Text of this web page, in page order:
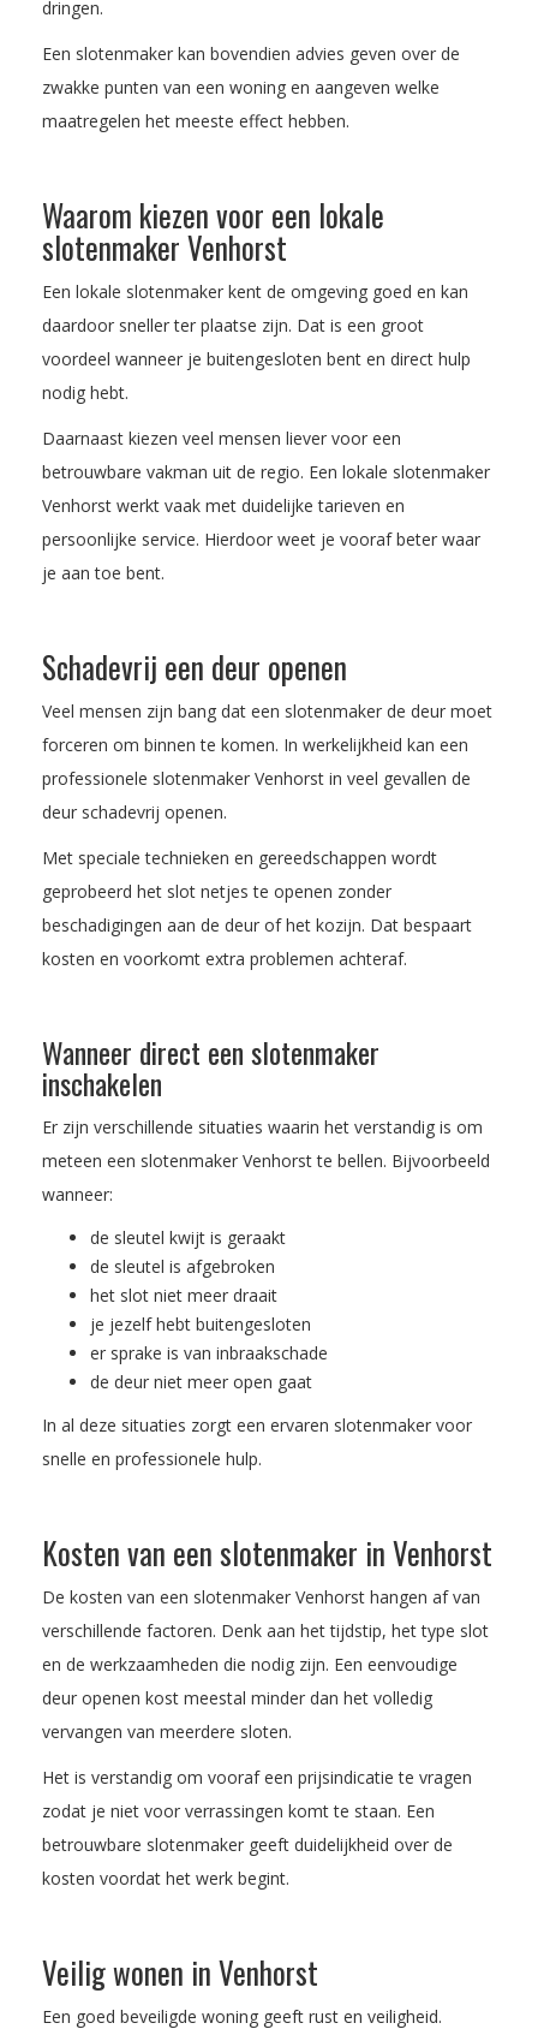
dringen.
Een slotenmaker kan bovendien advies geven over de
zwakke punten van een woning en aangeven welke
maatregelen het meeste effect hebben.
Waarom kiezen voor een lokale
slotenmaker Venhorst
Een lokale slotenmaker kent de omgeving goed en kan
daardoor sneller ter plaatse zijn. Dat is een groot
voordeel wanneer je buitengesloten bent en direct hulp
nodig hebt.
Daarnaast kiezen veel mensen liever voor een
betrouwbare vakman uit de regio. Een lokale slotenmaker
Venhorst werkt vaak met duidelijke tarieven en
persoonlijke service. Hierdoor weet je vooraf beter waar
je aan toe bent.
Schadevrij een deur openen
Veel mensen zijn bang dat een slotenmaker de deur moet
forceren om binnen te komen. In werkelijkheid kan een
professionele slotenmaker Venhorst in veel gevallen de
deur schadevrij openen.
Met speciale technieken en gereedschappen wordt
geprobeerd het slot netjes te openen zonder
beschadigingen aan de deur of het kozijn. Dat bespaart
kosten en voorkomt extra problemen achteraf.
Wanneer direct een slotenmaker
inschakelen
Er zijn verschillende situaties waarin het verstandig is om
meteen een slotenmaker Venhorst te bellen. Bijvoorbeeld
wanneer:
de sleutel kwijt is geraakt
de sleutel is afgebroken
het slot niet meer draait
je jezelf hebt buitengesloten
er sprake is van inbraakschade
de deur niet meer open gaat
In al deze situaties zorgt een ervaren slotenmaker voor
snelle en professionele hulp.
Kosten van een slotenmaker in Venhorst
De kosten van een slotenmaker Venhorst hangen af van
verschillende factoren. Denk aan het tijdstip, het type slot
en de werkzaamheden die nodig zijn. Een eenvoudige
deur openen kost meestal minder dan het volledig
vervangen van meerdere sloten.
Het is verstandig om vooraf een prijsindicatie te vragen
zodat je niet voor verrassingen komt te staan. Een
betrouwbare slotenmaker geeft duidelijkheid over de
kosten voordat het werk begint.
Veilig wonen in Venhorst
Een goed beveiligde woning geeft rust en veiligheid.